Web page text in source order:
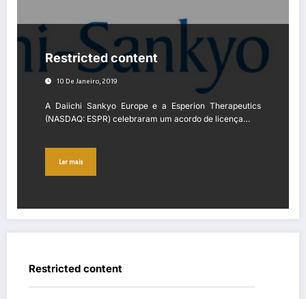
Restricted content
10 De Janeiro, 2019
A Daiichi Sankyo Europe e a Esperion Therapeutics
(NASDAQ: ESPR) celebraram um acordo de licença…
Ler mais
Restricted content